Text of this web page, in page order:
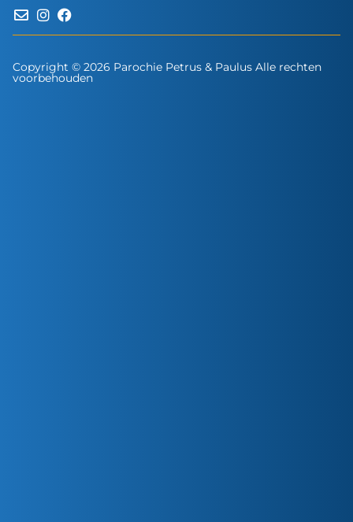
Copyright © 2026 Parochie Petrus & Paulus Alle rechten
voorbehouden